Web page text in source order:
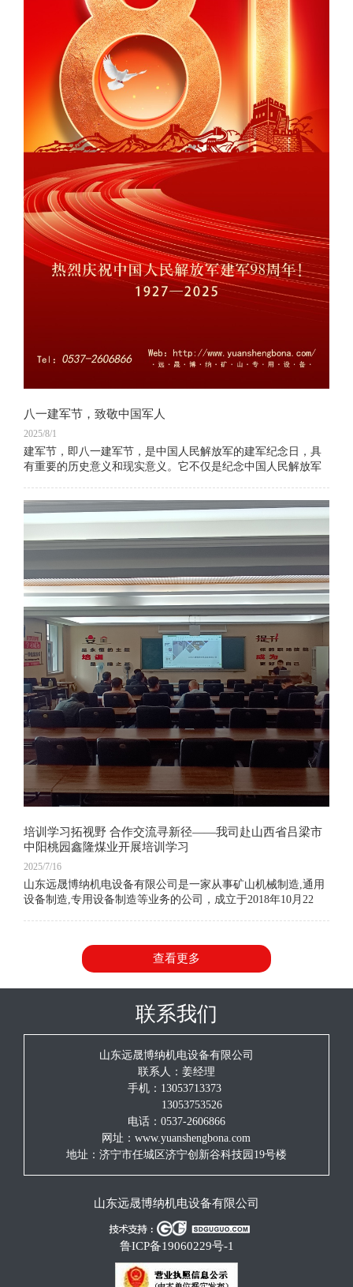
八一建军节，致敬中国军人
2025/8/1
建军节，即八一建军节，是中国人民解放军的建军纪念日，具
有重要的历史意义和现实意义。它不仅是纪念中国人民解放军
全国人民爱国热情，增强民族自豪感。这一天，全国各地会举
行各种形式的纪念活动，以表达对人民军队的崇高敬意和感激
之情。
培训学习拓视野 合作交流寻新径——我司赴山西省吕梁市
中阳桃园鑫隆煤业开展培训学习
2025/7/16
山东远晟博纳机电设备有限公司是一家从事矿山机械制造,通用
设备制造,专用设备制造等业务的公司，成立于2018年10月22
持树德躬耕、浩博存纳的创企信念，质量为本、科技创新的发
展理念，诚实守信、互惠双赢的服务宗旨。愿与各界朋友并肩
携手、真诚合作、共同发展！
查看更多
联系我们
山东远晟博纳机电设备有限公司
联系人：姜经理
手机：13053713373
13053753526
电话：0537-2606866
网址：www.yuanshengbona.com
地址：济宁市任城区济宁创新谷科技园19号楼
山东远晟博纳机电设备有限公司
鲁ICP备19060229号-1